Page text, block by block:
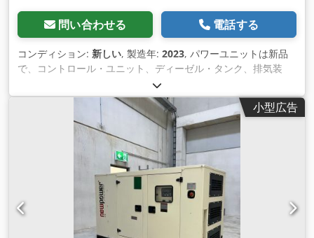
問い合わせる 電話する
コンディション: 新しい, 製造年: 2023, パワーユニットは新品
で、コントロール・ユニット、ディーゼル・タンク、排気装
置、バッテリーを完備。試運転に必要なものはすべて含まれ て
います。(燃料なし） 在庫あり 技術データ エンジン : Fawde
Kraft シリーズ 4DW92-35D, 4 シリンダー 発電機 : ニューパワ
ー NW/N32 連続出力：24 kW / 30 kVA 最大出力：26 kW / 33
kVA 水冷式 接続 : 1x5Pole 32A -, 1x3P 16A -, サーキットブレ
ーカー, オプションで自動転送スイッチ). 周波数 : 50 Hz 電圧 :
400/230 V 回転数：1500rpm 制御 : Comap AMF8 製造年 :
2021年 寸法 (LxWxH) : 2000x930x1250mm 重量 : 930 Kg ディ
ーゼルタンク : 95 L 100%負荷 l/h 7,3 Dodpfx Asnkcadjliowa
75%負荷 l/h 5,1 50%負荷 l/h 3,4 メインモニター、防音 すぐに
使用可能 追加費用 自動転送スイッチ：€ 500
小型広告